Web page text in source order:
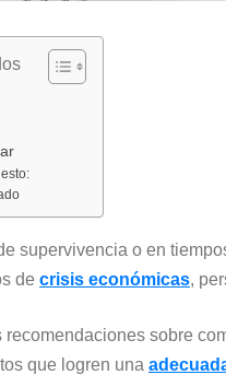
supervivencia o en
de crisis económicas,
recomendaciones sobre
que logren una